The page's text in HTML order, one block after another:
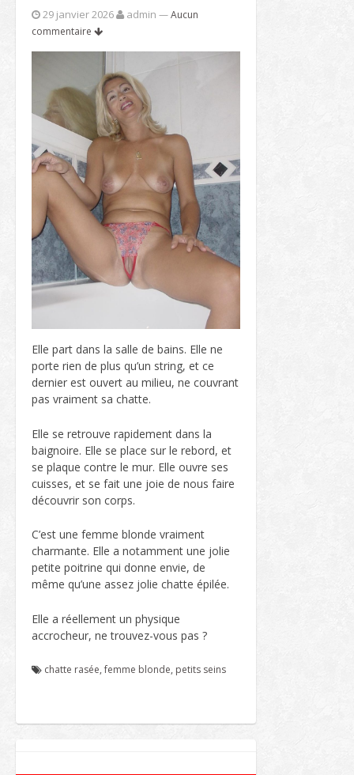
29 janvier 2026 admin —Aucun
commentaire
Elle part dans la salle de bains. Elle ne
porte rien de plus qu’un string, et ce
dernier est ouvert au milieu, ne couvrant
pas vraiment sa chatte.
Elle se retrouve rapidement dans la
baignoire. Elle se place sur le rebord, et
se plaque contre le mur. Elle ouvre ses
cuisses, et se fait une joie de nous faire
découvrir son corps.
C’est une femme blonde vraiment
charmante. Elle a notamment une jolie
petite poitrine qui donne envie, de
même qu’une assez jolie chatte épilée.
Elle a réellement un physique
accrocheur, ne trouvez-vous pas ?
chatte rasée,femme blonde, petits seins